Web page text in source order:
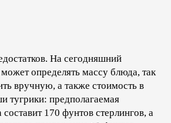
На сегодняшний
определять массу блюда, так
вручную, а также стоимость в
тугрики: предполагаемая
170 фунтов стерлингов, а